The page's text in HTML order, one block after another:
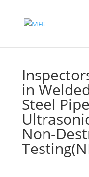
in
Steel
Non-